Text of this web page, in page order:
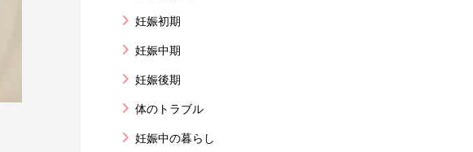
妊娠初期
妊娠中期
妊娠後期
体のトラブル
妊娠中の暮らし